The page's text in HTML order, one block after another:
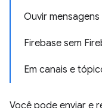
Ouvir mensagens
Firebase sem
Em canais e
Você pode enviar e